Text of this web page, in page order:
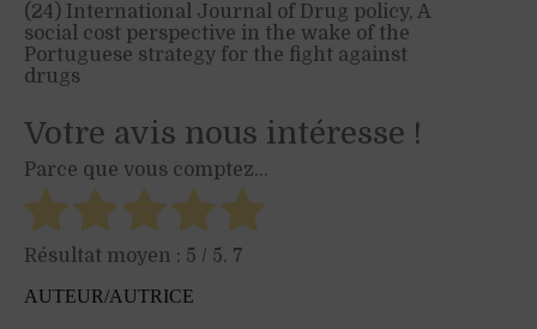
(24) International Journal of Drug policy, A
social cost perspective in the wake of the
Portuguese strategy for the fight against
drugs
Votre avis nous intéresse !
Parce que vous comptez...
Résultat moyen : 5 / 5. 7
AUTEUR/AUTRICE